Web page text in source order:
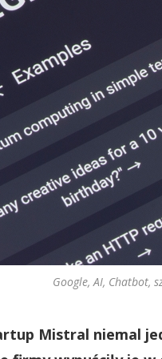
Google, AI, Chatbot,
Mistral niemal